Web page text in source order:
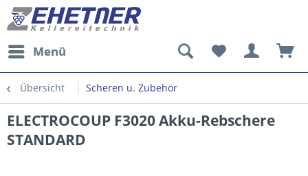
Menü
Übersicht Scheren u. Zubehör
ELECTROCOUP F3020 Akku-Rebschere
STANDARD